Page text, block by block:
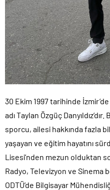
30 Ekim 1997 tarihinde
adı Taylan Özgüç
sporcu, ailesi hakkında fazla
yaşayan ve eğitim hayatını
Lisesi’nden mezun olduktan
Radyo, Televizyon ve Sinema
ODTÜ’de Bilgisayar